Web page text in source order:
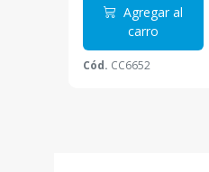
Agregar al
carro
Cód. CC6652